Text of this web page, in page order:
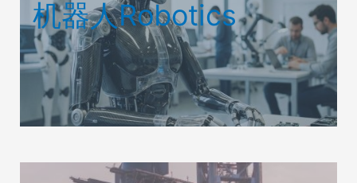
机器人Robotics